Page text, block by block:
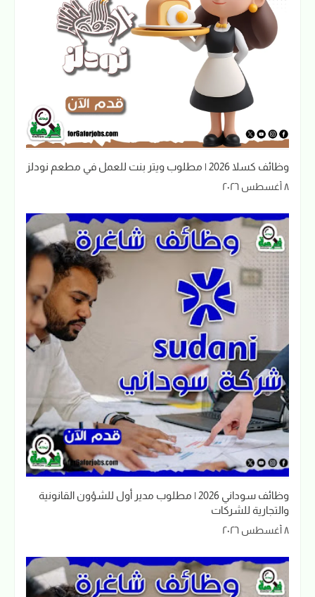
وظائف كسلا 2026 | مطلوب ويتر بنت للعمل في مطعم نودلز
٨ أغسطس ٢٠٢٦
وظائف سوداني 2026 | مطلوب مدير أول للشؤون القانونية
والتجارية للشركات
٨ أغسطس ٢٠٢٦